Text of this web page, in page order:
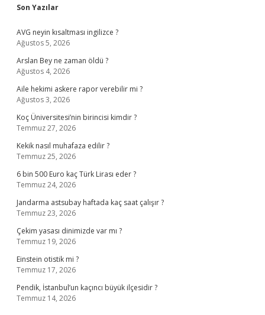
Sidebar
Son Yazılar
AVG neyin kısaltması ingilizce ?
Ağustos 5, 2026
Arslan Bey ne zaman öldü ?
Ağustos 4, 2026
Aile hekimi askere rapor verebilir mi ?
Ağustos 3, 2026
Koç Üniversitesi’nin birincisi kimdir ?
Temmuz 27, 2026
Kekik nasıl muhafaza edilir ?
Temmuz 25, 2026
6 bin 500 Euro kaç Türk Lirası eder ?
Temmuz 24, 2026
Jandarma astsubay haftada kaç saat çalışır ?
Temmuz 23, 2026
Çekim yasası dinimizde var mı ?
Temmuz 19, 2026
Einstein otistik mi ?
Temmuz 17, 2026
Pendik, İstanbul’un kaçıncı büyük ilçesidir ?
Temmuz 14, 2026